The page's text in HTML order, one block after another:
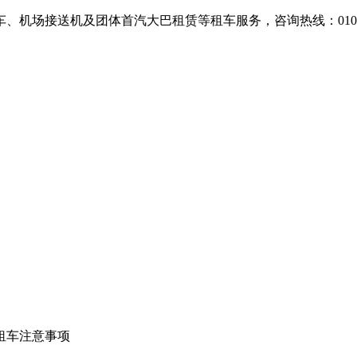
机场接送机及团体首汽大巴租赁等租车服务，咨询热线：
车注意事项